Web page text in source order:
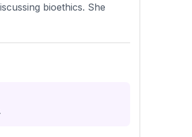
bioethics. She